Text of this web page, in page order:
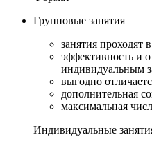
Групповые занятия
занятия проходят в
эффективность и
индивидуальным
выгодно
дополнительная
максимальная
Индивидуальные